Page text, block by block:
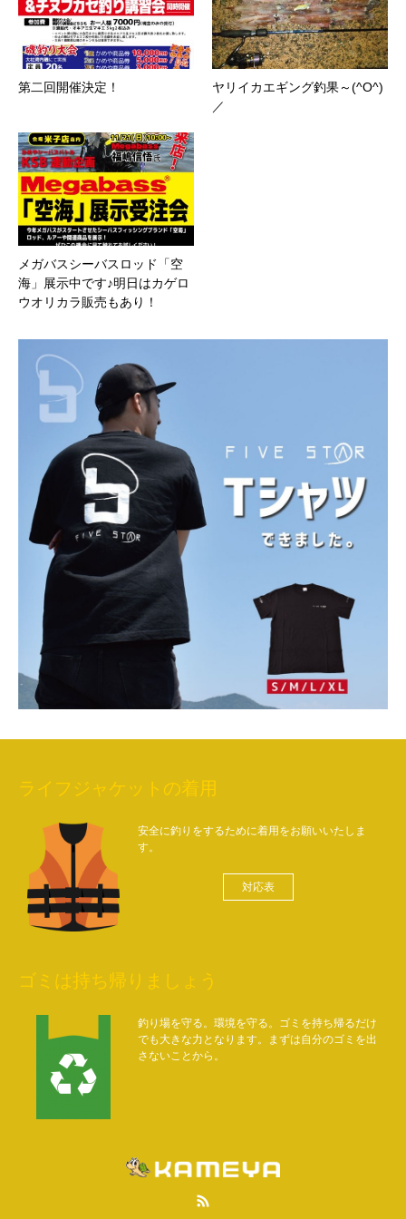
第二回開催決定！
ヤリイカエギング釣果～(^O^)
／
メガバスシーバスロッド「空
海」展示中です♪明日はカゲロ
ウオリカラ販売もあり！
ライフジャケットの着用
安全に釣りをするために着用をお願いいたしま
す。
対応表
ゴミは持ち帰りましょう
釣り場を守る。環境を守る。ゴミを持ち帰るだけ
でも大きな力となります。まずは自分のゴミを出
さないことから。